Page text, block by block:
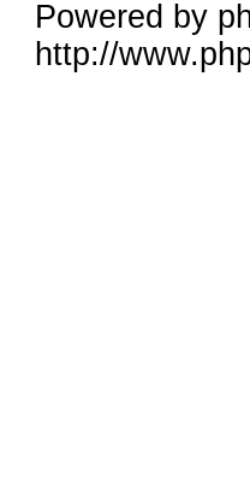
Powered by
http://